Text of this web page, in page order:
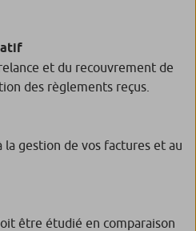
et du recouvrement de
des règlements reçus.
la gestion de vos factures et au
être étudié en comparaison